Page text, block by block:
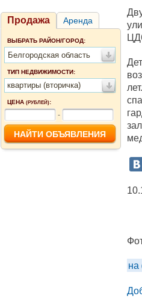
Продажа Аренда
ВЫБРАТЬ РАЙОН/ГОРОД:
Белгородская область
ТИП НЕДВИЖИМОСТИ:
квартиры (вторичка)
ЦЕНА (РУБЛЕЙ):
-
на